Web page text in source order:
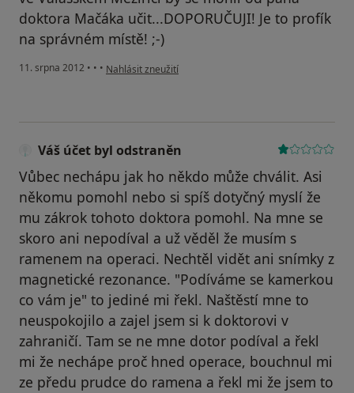
doktora Mačáka učit...DOPORUČUJI! Je to profík
na správném místě! ;-)
11. srpna 2012 • • • podle názoru uživatele Váš účet byl odstraněn
Nahlásit zneužití
Váš účet byl odstraněn
Vůbec nechápu jak ho někdo může chválit. Asi
někomu pomohl nebo si spíš dotyčný myslí že
mu zákrok tohoto doktora pomohl. Na mne se
skoro ani nepodíval a už věděl že musím s
ramenem na operaci. Nechtěl vidět ani snímky z
magnetické rezonance. "Podíváme se kamerkou
co vám je" to jediné mi řekl. Naštěstí mne to
neuspokojilo a zajel jsem si k doktorovi v
zahraničí. Tam se ne mne dotor podíval a řekl
mi že nechápe proč hned operace, bouchnul mi
ze předu prudce do ramena a řekl mi že jsem to